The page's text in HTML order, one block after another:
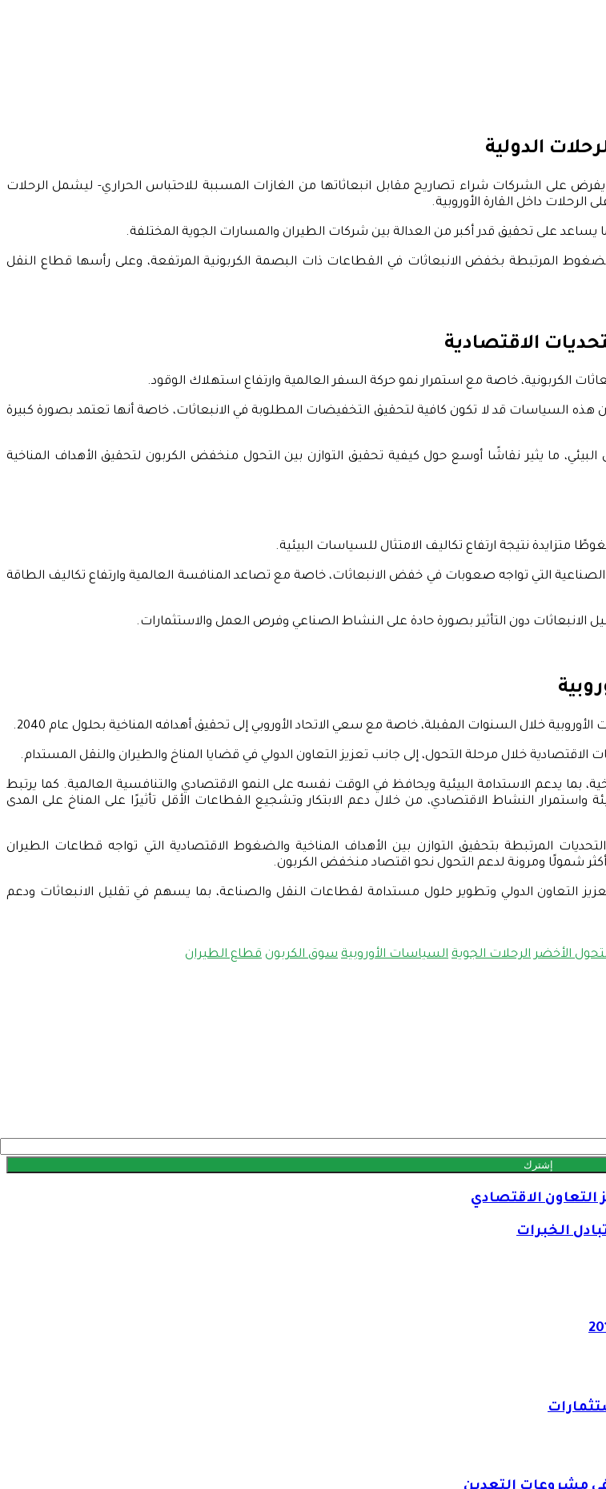
الدولية
يفرض على الشركات شراء تصاريح مقابل انبعاثاتها من الغازات المسببة للاحتباس الحراري- ليشمل الرحلات
داخل القارة الأوروبية.
على تحقيق قدر أكبر من العدالة بين شركات الطيران والمسارات الجوية المختلفة.
المرتبطة بخفض الانبعاثات في القطاعات ذات البصمة الكربونية المرتفعة، وعلى رأسها قطاع النقل
الاقتصادية
الكربونية، خاصة مع استمرار نمو حركة السفر العالمية وارتفاع استهلاك الوقود.
أن هذه السياسات قد لا تكون كافية لتحقيق التخفيضات المطلوبة في الانبعاثات، خاصة أنها تعتمد بصورة كبيرة
ما يثير نقاشًا أوسع حول كيفية تحقيق التوازن بين التحول منخفض الكربون لتحقيق الأهداف المناخية
متزايدة نتيجة ارتفاع تكاليف الامتثال للسياسات البيئية.
التي تواجه صعوبات في خفض الانبعاثات، خاصة مع تصاعد المنافسة العالمية وارتفاع تكاليف الطاقة
دون التأثير بصورة حادة على النشاط الصناعي وفرص العمل والاستثمارات.
خلال السنوات المقبلة، خاصة مع سعي الاتحاد الأوروبي إلى تحقيق أهدافه المناخية بحلول عام 2040.
خلال مرحلة التحول، إلى جانب تعزيز التعاون الدولي في قضايا المناخ والطيران والنقل المستدام.
يدعم الاستدامة البيئية ويحافظ في الوقت نفسه على النمو الاقتصادي والتنافسية العالمية. كما يرتبط
واستمرار النشاط الاقتصادي، من خلال دعم الابتكار وتشجيع القطاعات الأقل تأثيرًا على المناخ على المدى
المرتبطة بتحقيق التوازن بين الأهداف المناخية والضغوط الاقتصادية التي تواجه قطاعات الطيران
شمولًا ومرونة لدعم التحول نحو اقتصاد منخفض الكربون.
التعاون الدولي وتطوير حلول مستدامة لقطاعات النقل والصناعة، بما يسهم في تقليل الانبعاثات ودعم
الأخضر الرحلات الجوية السياسات الأوروبية سوق الكربون قطاع الطيران
الاقتصادي
الخبرات